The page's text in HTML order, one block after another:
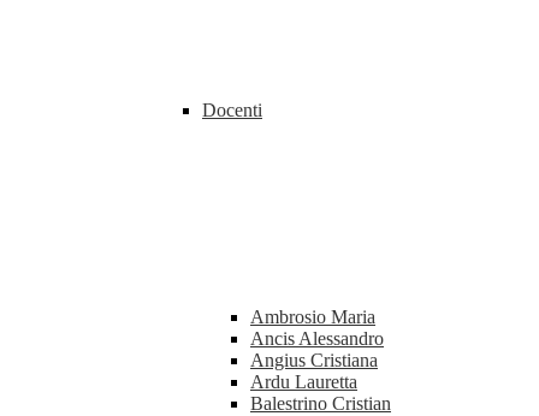
Docenti
Ambrosio Maria
Ancis Alessandro
Angius Cristiana
Ardu Lauretta
Balestrino Cristian